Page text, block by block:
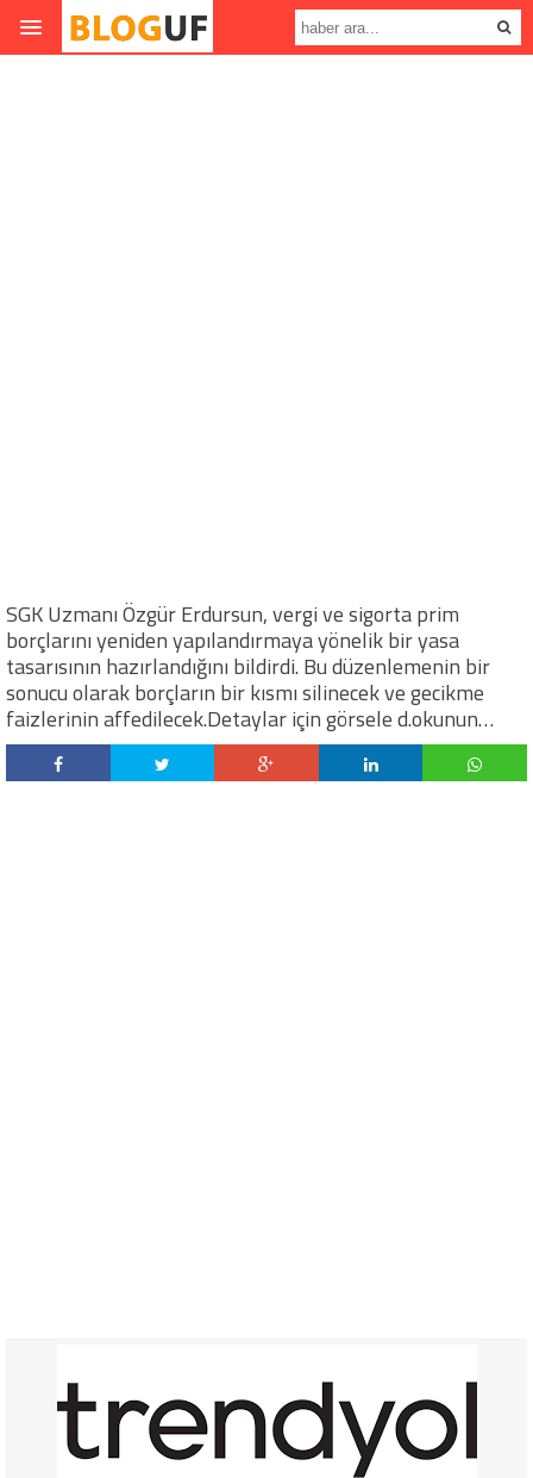
SGK Uzmanı Özgür Erdursun, vergi ve sigorta prim
borçlarını yeniden yapılandırmaya yönelik bir yasa
tasarısının hazırlandığını bildirdi. Bu düzenlemenin bir
sonucu olarak borçların bir kısmı silinecek ve gecikme
faizlerinin affedilecek.Detaylar için görsele d.okunun…